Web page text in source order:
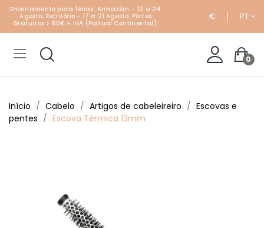
Encerramento para férias: Armazém - 12 a 24
Agosto; Escritório - 17 a 21 Agosto. Portes
Gratuitos > 80€ + IVA (Portual Continental).
€ PT
0
Início Cabelo Artigos de cabeleireiro
Escovas e
pentes
Escova Térmica 13mm